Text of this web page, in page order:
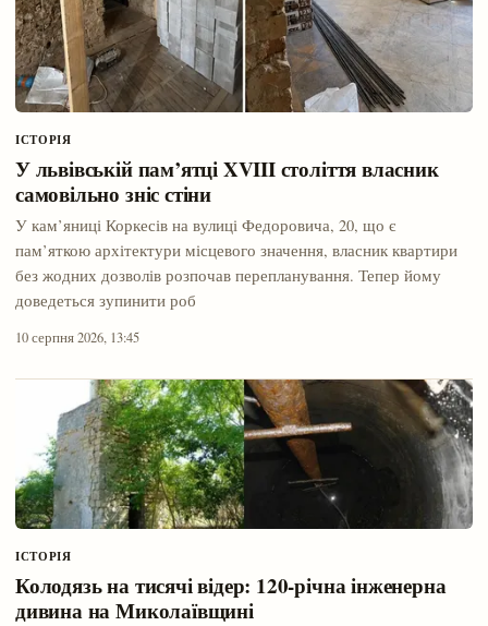
ІСТОРІЯ
У львівській пам’ятці XVIII століття власник
самовільно зніс стіни
У кам’яниці Коркесів на вулиці Федоровича, 20, що є
пам’яткою архітектури місцевого значення, власник квартири
без жодних дозволів розпочав перепланування. Тепер йому
доведеться зупинити роб
10 серпня 2026, 13:45
ІСТОРІЯ
Колодязь на тисячі відер: 120-річна інженерна
дивина на Миколаївщині